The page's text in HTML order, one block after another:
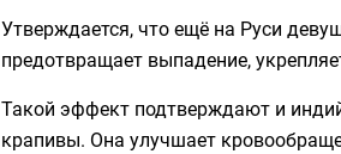
Утверждается, что ещё на Руси
предотвращает выпадение,
Такой эффект подтверждают и
крапивы. Она улучшает